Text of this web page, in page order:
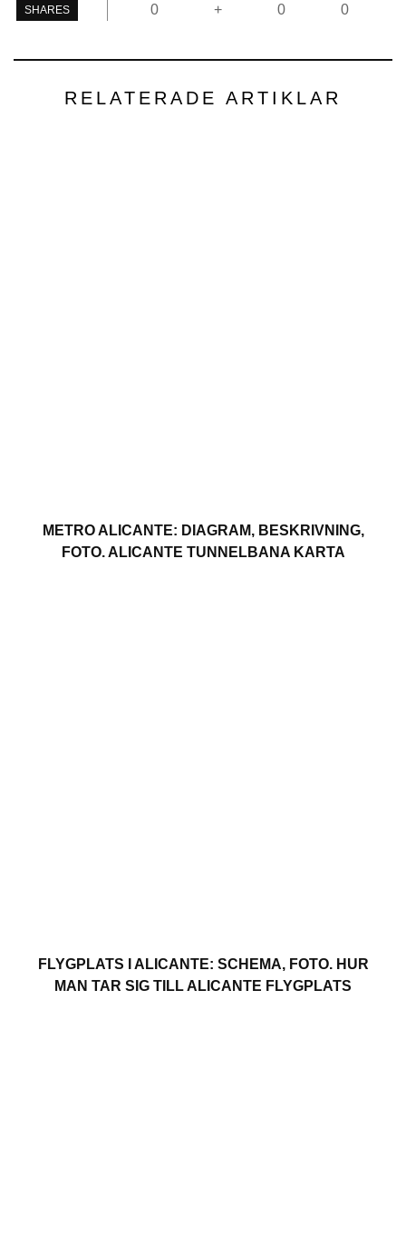
SHARES 0 + 0 0
RELATERADE ARTIKLAR
METRO ALICANTE: DIAGRAM, BESKRIVNING,
FOTO. ALICANTE TUNNELBANA KARTA
FLYGPLATS I ALICANTE: SCHEMA, FOTO. HUR
MAN TAR SIG TILL ALICANTE FLYGPLATS